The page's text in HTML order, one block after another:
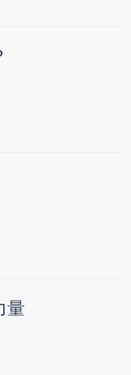
量